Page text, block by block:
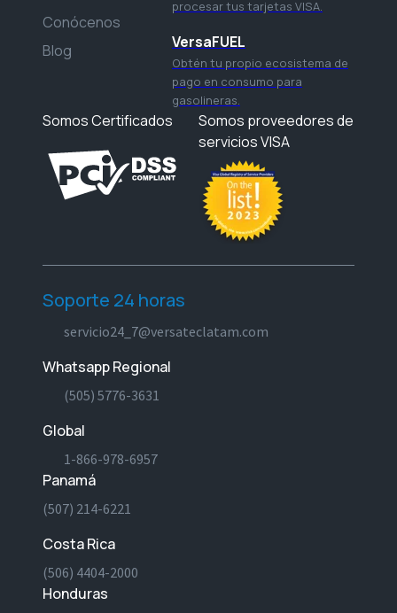
Conócenos
Blog
procesar tus tarjetas VISA.
VersaFUEL
Obtén tu propio ecosistema de
pago en consumo para
gasolineras.
Somos Certificados
Somos proveedores de
servicios VISA
Soporte 24 horas
servicio24_7@versateclatam.com
Whatsapp Regional
(505) 5776-3631
Global
1-866-978-6957
Panamá
(507) 214-6221
Costa Rica
(506) 4404-2000
Honduras